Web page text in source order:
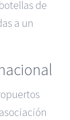
de
a un